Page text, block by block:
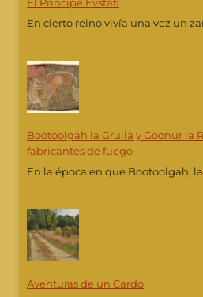
El Príncipe Evstáfi
En cierto reino vivía una vez un
Bootoolgah la Grulla y Goonur la
fabricantes de fuego
En la época en que Bootoolgah, la
Aventuras de un Cardo